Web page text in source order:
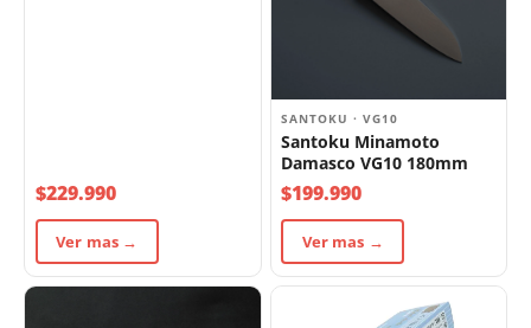
$229.990
Ver mas →
SANTOKU · VG10
Santoku Minamoto
Damasco VG10 180mm
$199.990
Ver mas →